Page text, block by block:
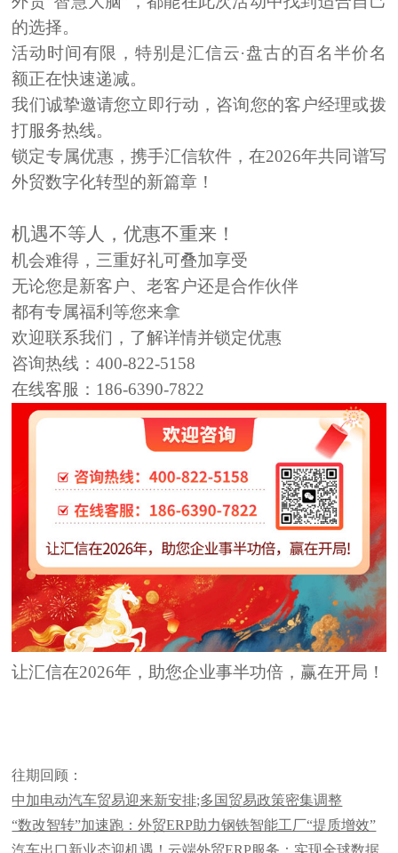
的选择。
活动时间有限，特别是汇信云·盘古的百名半价名
额正在快速递减。
我们诚挚邀请您立即行动，咨询您的客户经理或拨
打服务热线。
锁定专属优惠，携手汇信软件，在2026年共同谱写
外贸数字化转型的新篇章！
机遇不等人，优惠不重来！
机会难得，三重好礼可叠加享受
无论您是新客户、老客户还是合作伙伴
都有专属福利等您来拿
欢迎联系我们，了解详情并锁定优惠
咨询热线：400-822-5158
在线客服：186-6390-7822
让汇信在2026年，助您企业事半功倍，赢在开局！
往期回顾：
中加电动汽车贸易迎来新安排;多国贸易政策密集调整
“数改智转”加速跑：外贸ERP助力钢铁智能工厂“提质增效”